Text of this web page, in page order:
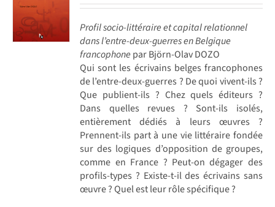
Profil socio-littéraire et capital relationnel
dans l’entre-deux-guerres en Belgique
francophone par Björn-Olav DOZO
Qui sont les écrivains belges francophones
de l’entre-deux-guerres ? De quoi vivent-ils ?
Que publient-ils ? Chez quels éditeurs ?
Dans quelles revues ? Sont-ils isolés,
entièrement dédiés à leurs œuvres ?
Prennent-ils part à une vie littéraire fondée
sur des logiques d’opposition de groupes,
comme en France ? Peut-on dégager des
profils-types ? Existe-t-il des écrivains sans
œuvre ? Quel est leur rôle spécifique ?